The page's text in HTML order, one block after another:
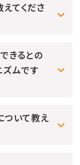
てくださ
きるとの
ズムです
ついて教え